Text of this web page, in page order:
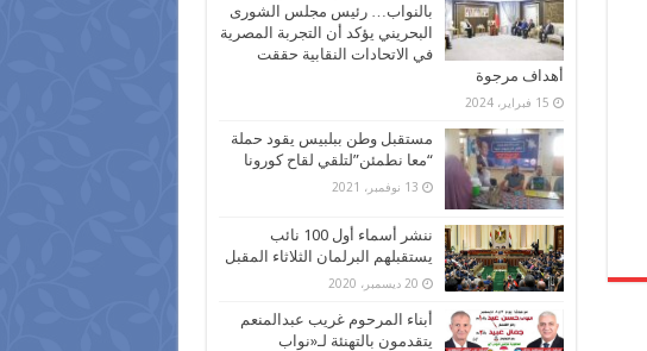
بالنواب… رئيس مجلس الشورى
البحريني يؤكد أن التجربة المصرية
في الاتحادات النقابية حققت
أهداف مرجوة
15 فبراير، 2024
مستقبل وطن ببلبيس يقود حملة
“معا نطمئن”لتلقي لقاح كورونا
13 نوفمبر، 2021
ننشر أسماء أول 100 نائب
يستقبلهم البرلمان الثلاثاء المقبل
20 ديسمبر، 2020
أبناء المرحوم غريب عبدالمنعم
يتقدمون بالتهنئة لـ«نواب